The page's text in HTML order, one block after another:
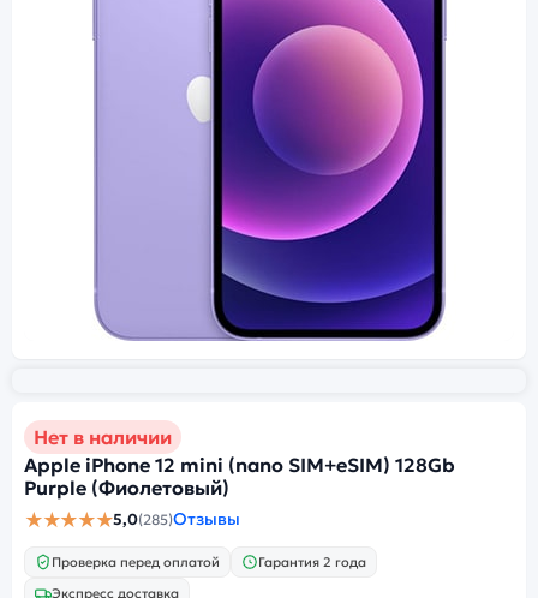
Нет в наличии
Apple iPhone 12 mini (nano SIM+eSIM) 128Gb
Purple (Фиолетовый)
★★★★★5,0(285)Отзывы
Проверка перед оплатой
Гарантия 2 года
Экспресс доставка